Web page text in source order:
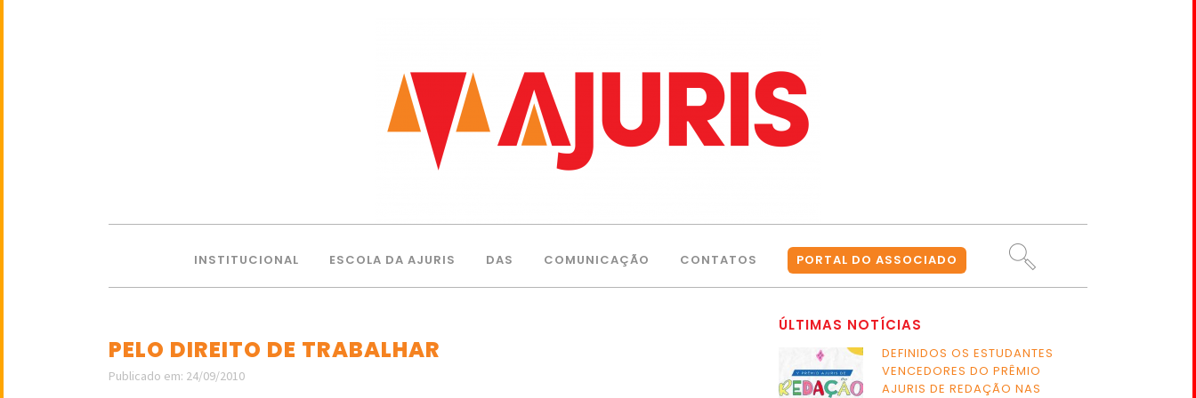
INSTITUCIONAL ESCOLA DA AJURIS DAS COMUNICAÇÃO CONTATOS PORTAL DO ASSOCIADO
PELO DIREITO DE TRABALHAR
Publicado em: 24/09/2010
ÚLTIMAS NOTÍCIAS
DEFINIDOS OS ESTUDANTES
VENCEDORES DO PRÊMIO
AJURIS DE REDAÇÃO NAS